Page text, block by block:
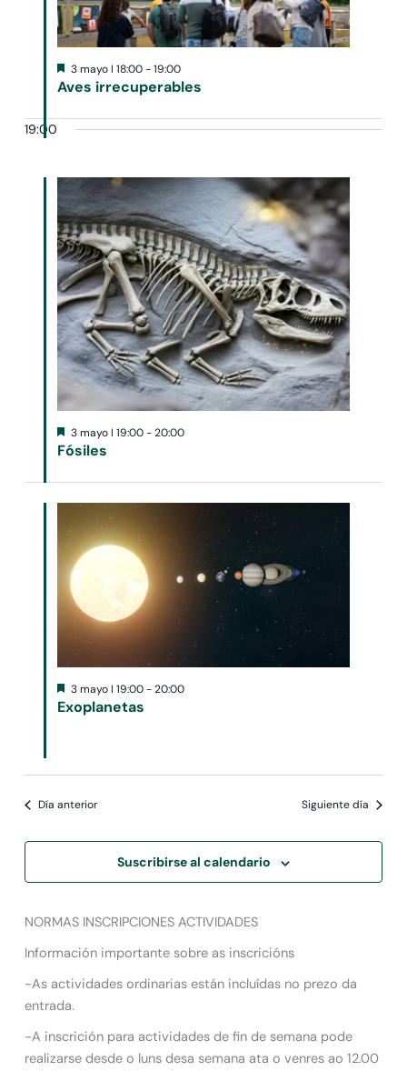
Aves irrecuperables
Destacado
3 mayo I 18:00-19:00
19:00
Fósiles
Destacado
3 mayo I 19:00-20:00
Exoplanetas
Destacado
3 mayo I 19:00-20:00
Día anterior Siguiente día
Suscribirse al calendario
NORMAS INSCRIPCIONES ACTIVIDADES
Información importante sobre as inscricións
-As actividades ordinarias están incluídas no prezo da
entrada.
-A inscrición para actividades de fin de semana pode
realizarse desde o luns desa semana ata o venres ao 12.00